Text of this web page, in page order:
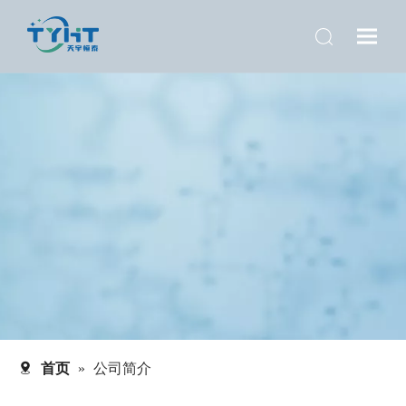
首页 » 公司简介